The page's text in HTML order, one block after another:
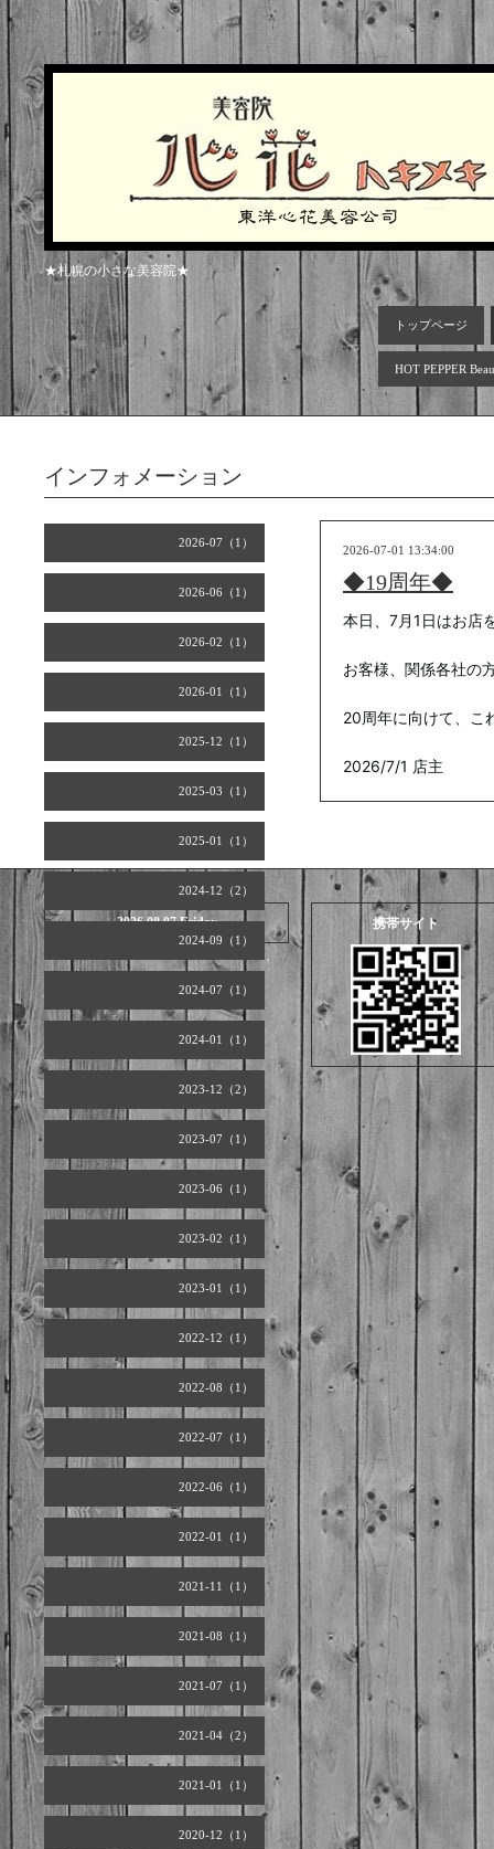
★札幌の小さな美容院★
トップページ
HOT PEPPER
2026-07（1）
2026-06（1）
2026-02（1）
2026-01（1）
2025-12（1）
2025-03（1）
2025-01（1）
2024-12（2）
2024-09（1）
2024-07（1）
2024-01（1）
2023-12（2）
2023-07（1）
2023-06（1）
2023-02（1）
2023-01（1）
2022-12（1）
2022-08（1）
2022-07（1）
2022-06（1）
2022-01（1）
2021-11（1）
2021-08（1）
2021-07（1）
2021-04（2）
2021-01（1）
2020-12（1）
インフォメーション
2026-07-01 13:34:00
◆19周年◆
本日、7月1日はお店
お客様、関係各社の
20周年に向けて、こ
2026/7/1 店主
2026.08.07 Friday 携帯サイト